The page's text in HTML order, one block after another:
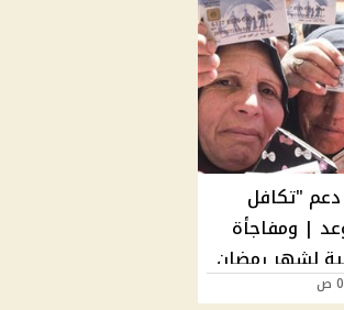
دعم "تكافل
| ومفاجأة
لشهر رمضان